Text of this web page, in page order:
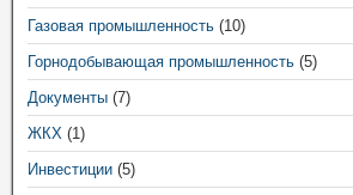
Газовая промышленность (10)
Горнодобывающая промышленность (5)
Документы (7)
ЖКХ (1)
Инвестиции (5)